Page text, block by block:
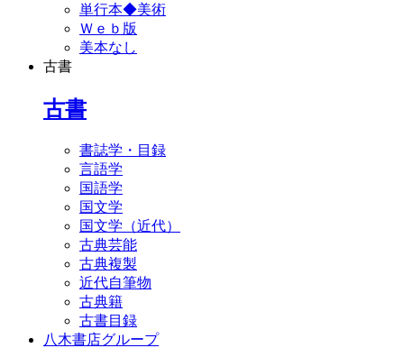
単行本◆美術
Ｗｅｂ版
美本なし
古書
古書
書誌学・目録
言語学
国語学
国文学
国文学（近代）
古典芸能
古典複製
近代自筆物
古典籍
古書目録
八木書店グループ